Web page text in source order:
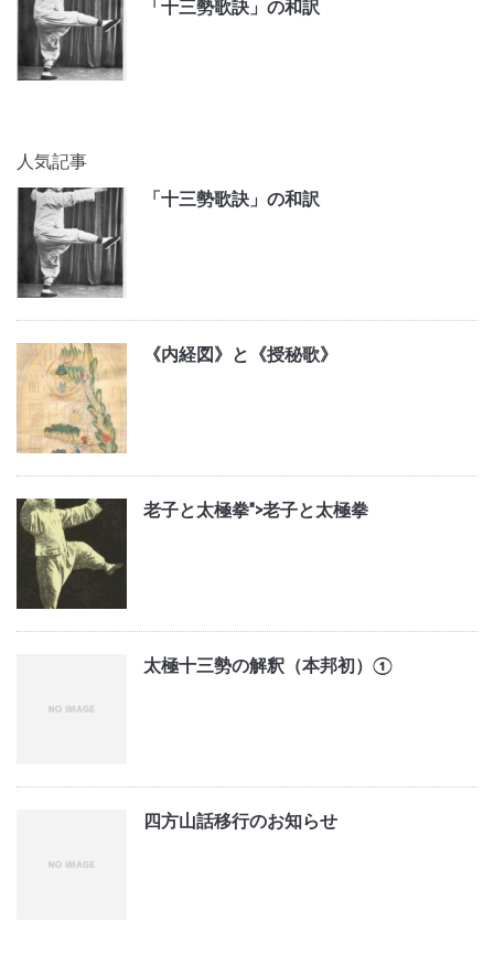
「十三勢歌訣」の和訳
人気記事
「十三勢歌訣」の和訳
《内経図》と《授秘歌》
老子と太極拳">老子と太極拳
太極十三勢の解釈（本邦初）①
四方山話移行のお知らせ